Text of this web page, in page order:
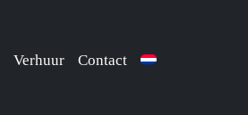
Verhuur Contact